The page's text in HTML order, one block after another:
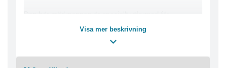
Den här märkpennan är speciellt utformad för
användning på whiteboardtavlor och nästan alla icke-
torkas bort. Märkpennan innehåller ett torksäkert bläck
Visa mer beskrivning